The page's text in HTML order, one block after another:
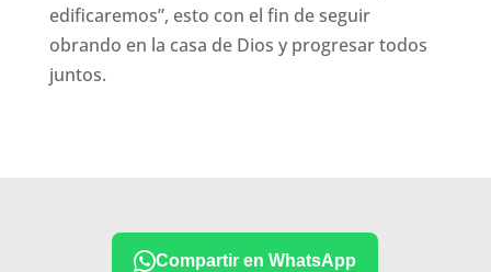
edificaremos”, esto con el fin de seguir
obrando en la casa de Dios y progresar todos
juntos.
Compartir en WhatsApp